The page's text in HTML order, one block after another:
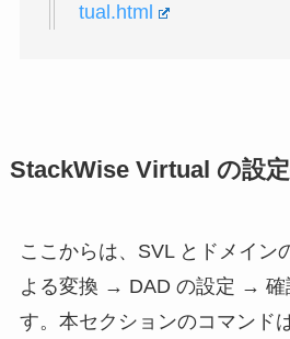
tual.html
StackWise Virtual の設
ここからは、SVL とドメイ
よる変換 → DAD の設定 → 確
す。本セクションのコマンド